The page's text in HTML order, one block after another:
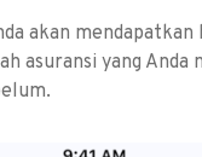
akan mendapatkan
asuransi yang Anda